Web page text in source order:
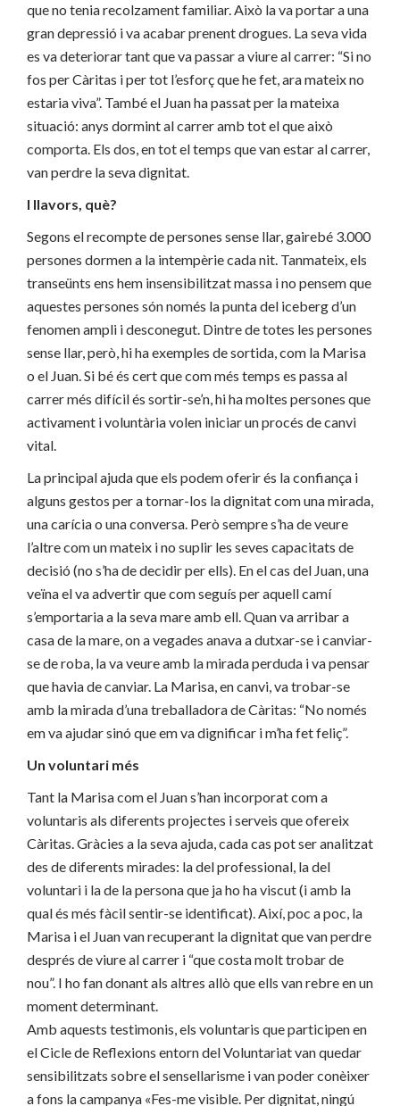
que no tenia recolzament familiar. Això la va portar a una
gran depressió i va acabar prenent drogues. La seva vida
es va deteriorar tant que va passar a viure al carrer: “Si no
fos per Càritas i per tot l’esforç que he fet, ara mateix no
estaria viva”. També el Juan ha passat per la mateixa
situació: anys dormint al carrer amb tot el que això
comporta. Els dos, en tot el temps que van estar al carrer,
van perdre la seva dignitat.
I llavors, què?
Segons el recompte de persones sense llar, gairebé 3.000
persones dormen a la intempèrie cada nit. Tanmateix, els
transeünts ens hem insensibilitzat massa i no pensem que
aquestes persones són només la punta del iceberg d’un
fenomen ampli i desconegut. Dintre de totes les persones
sense llar, però, hi ha exemples de sortida, com la Marisa
o el Juan. Si bé és cert que com més temps es passa al
carrer més difícil és sortir-se’n, hi ha moltes persones que
activament i voluntària volen iniciar un procés de canvi
vital.
La principal ajuda que els podem oferir és la confiança i
alguns gestos per a tornar-los la dignitat com una mirada,
una carícia o una conversa. Però sempre s’ha de veure
l’altre com un mateix i no suplir les seves capacitats de
decisió (no s’ha de decidir per ells). En el cas del Juan, una
veïna el va advertir que com seguís per aquell camí
s’emportaria a la seva mare amb ell. Quan va arribar a
casa de la mare, on a vegades anava a dutxar-se i canviar-
se de roba, la va veure amb la mirada perduda i va pensar
que havia de canviar. La Marisa, en canvi, va trobar-se
amb la mirada d’una treballadora de Càritas: “No només
em va ajudar sinó que em va dignificar i m’ha fet feliç”.
Un voluntari més
Tant la Marisa com el Juan s’han incorporat com a
voluntaris als diferents projectes i serveis que ofereix
Càritas. Gràcies a la seva ajuda, cada cas pot ser analitzat
des de diferents mirades: la del professional, la del
voluntari i la de la persona que ja ho ha viscut (i amb la
qual és més fàcil sentir-se identificat). Així, poc a poc, la
Marisa i el Juan van recuperant la dignitat que van perdre
després de viure al carrer i “que costa molt trobar de
nou”. I ho fan donant als altres allò que ells van rebre en un
moment determinant.
Amb aquests testimonis, els voluntaris que participen en
el Cicle de Reflexions entorn del Voluntariat van quedar
sensibilitzats sobre el sensellarisme i van poder conèixer
a fons la campanya «Fes-me visible. Per dignitat, ningú